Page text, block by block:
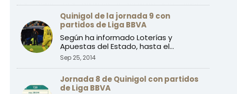
Quinigol de la jornada 9 con
partidos de Liga BBVA
Según ha informado Loterías y
Apuestas del Estado, hasta el
momento, esta jornada no tiene asign
Sep 25, 2014
Jornada 8 de Quinigol con partidos
de Liga BBVA